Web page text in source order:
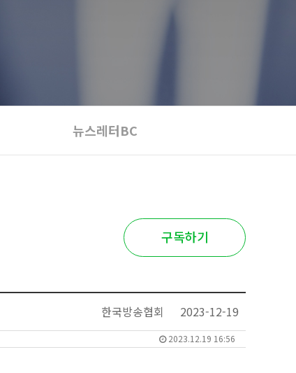
뉴스레터BC
구독하기
한국방송협회 2023-12-19
2023.12.19 16:56